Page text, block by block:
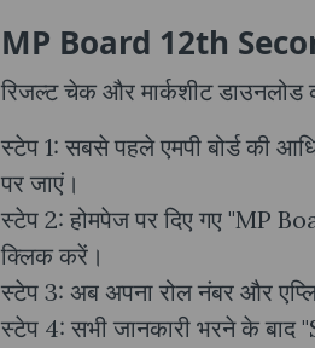
MP Board 12th
रिजल्ट चेक और मार्कशीट
स्टेप 1: सबसे पहले एमपी बोर्ड की
पर जाएं।
स्टेप 2: होमपेज पर दिए गए "MP
क्लिक करें।
स्टेप 3: अब अपना रोल नंबर और
स्टेप 4: सभी जानकारी भरने के